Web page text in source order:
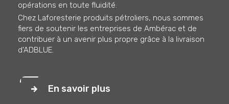
opérations en toute fluidité.
Chez Laforesterie produits pétroliers, nous sommes
fiers de soutenir les entreprises de Ambérac et de
contribuer à un avenir plus propre grâce à la livraison
d'ADBLUE.
En savoir plus